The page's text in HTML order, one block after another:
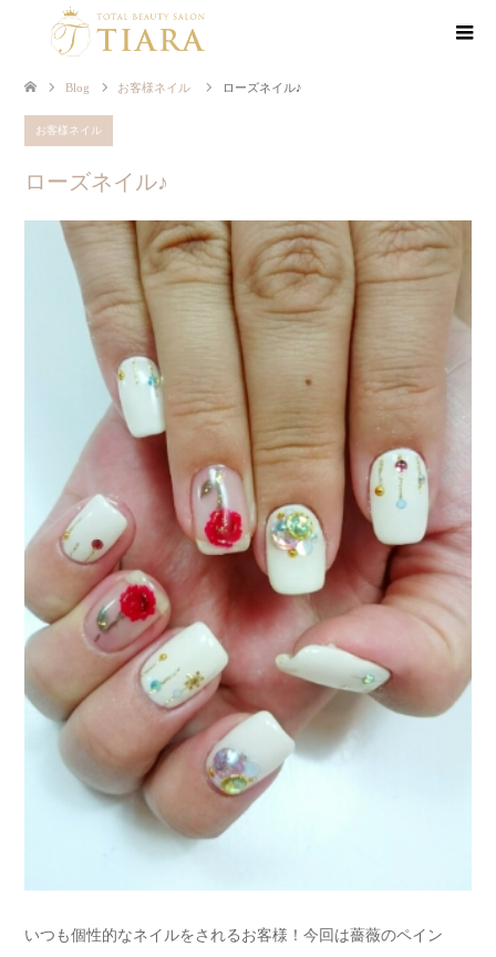
Blog お客様ネイル ローズネイル♪
お客様ネイル
ローズネイル♪
いつも個性的なネイルをされるお客様！今回は薔薇のペイン